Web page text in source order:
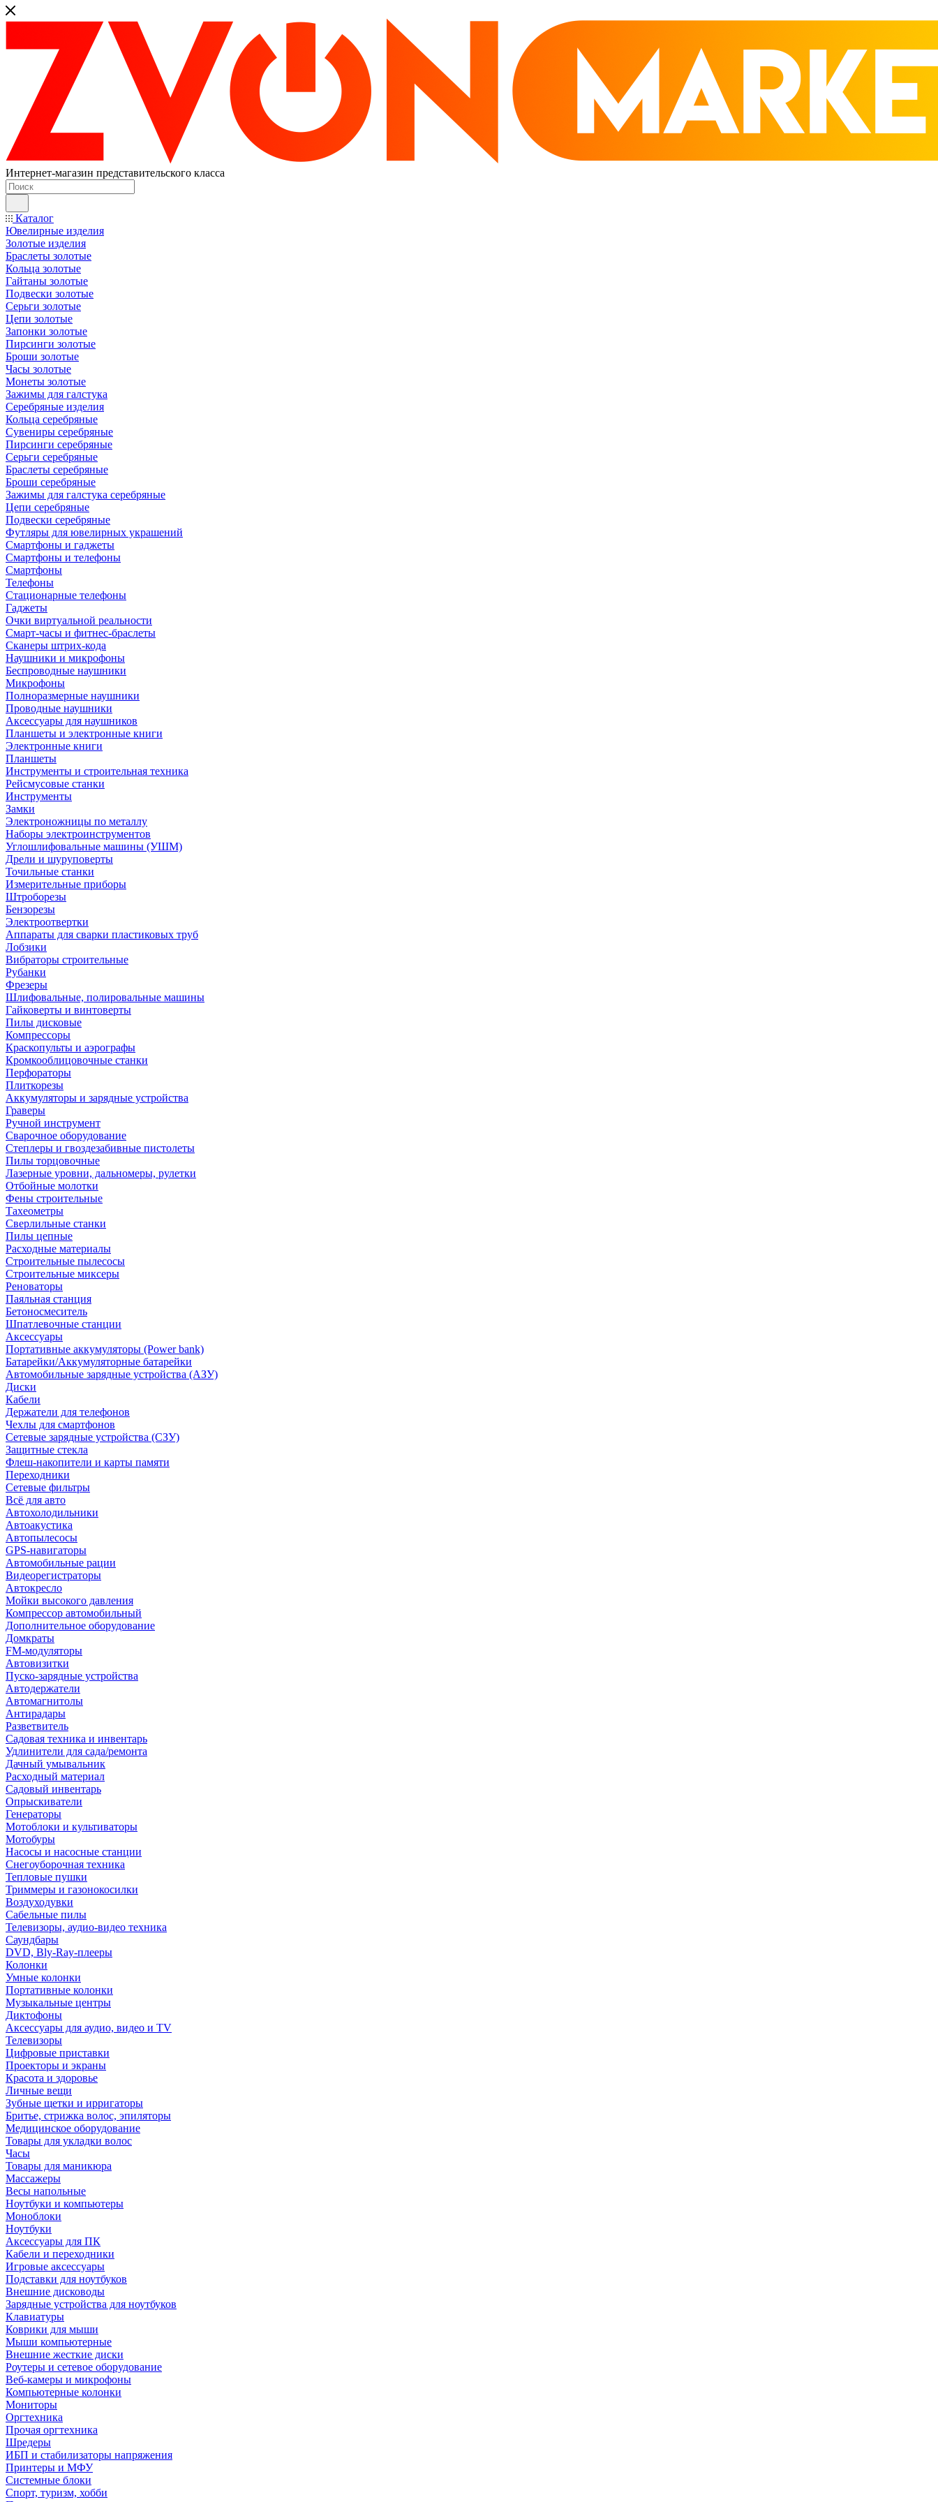
Интернет-магазин представительского класса
Каталог
Ювелирные изделия
Золотые изделия
Браслеты золотые
Кольца золотые
Гайтаны золотые
Подвески золотые
Серьги золотые
Цепи золотые
Запонки золотые
Пирсинги золотые
Броши золотые
Часы золотые
Монеты золотые
Зажимы для галстука
Серебряные изделия
Кольца серебряные
Сувениры серебряные
Пирсинги серебряные
Серьги серебряные
Браслеты серебряные
Броши серебряные
Зажимы для галстука серебряные
Цепи серебряные
Подвески серебряные
Футляры для ювелирных украшений
Смартфоны и гаджеты
Смартфоны и телефоны
Смартфоны
Телефоны
Стационарные телефоны
Гаджеты
Очки виртуальной реальности
Смарт-часы и фитнес-браслеты
Сканеры штрих-кода
Наушники и микрофоны
Беспроводные наушники
Микрофоны
Полноразмерные наушники
Проводные наушники
Аксессуары для наушников
Планшеты и электронные книги
Электронные книги
Планшеты
Инструменты и строительная техника
Рейсмусовые станки
Инструменты
Замки
Электроножницы по металлу
Наборы электроинструментов
Углошлифовальные машины (УШМ)
Дрели и шуруповерты
Точильные станки
Измерительные приборы
Штроборезы
Бензорезы
Электроотвертки
Аппараты для сварки пластиковых труб
Лобзики
Вибраторы строительные
Рубанки
Фрезеры
Шлифовальные, полировальные машины
Гайковерты и винтоверты
Пилы дисковые
Компрессоры
Краскопульты и аэрографы
Кромкооблицовочные станки
Перфораторы
Плиткорезы
Аккумуляторы и зарядные устройства
Граверы
Ручной инструмент
Сварочное оборудование
Степлеры и гвоздезабивные пистолеты
Пилы торцовочные
Лазерные уровни, дальномеры, рулетки
Отбойные молотки
Фены строительные
Тахеометры
Сверлильные станки
Пилы цепные
Расходные материалы
Строительные пылесосы
Строительные миксеры
Реноваторы
Паяльная станция
Бетоносмеситель
Шпатлевочные станции
Аксессуары
Портативные аккумуляторы (Power bank)
Батарейки/Аккумуляторные батарейки
Автомобильные зарядные устройства (АЗУ)
Диски
Кабели
Держатели для телефонов
Чехлы для смартфонов
Сетевые зарядные устройства (СЗУ)
Защитные стекла
Флеш-накопители и карты памяти
Переходники
Сетевые фильтры
Всё для авто
Автохолодильники
Автоакустика
Автопылесосы
GPS-навигаторы
Автомобильные рации
Видеорегистраторы
Автокресло
Мойки высокого давления
Компрессор автомобильный
Дополнительное оборудование
Домкраты
FM-модуляторы
Автовизитки
Пуско-зарядные устройства
Автодержатели
Автомагнитолы
Антирадары
Разветвитель
Садовая техника и инвентарь
Удлинители для сада/ремонта
Дачный умывальник
Расходный материал
Садовый инвентарь
Опрыскиватели
Генераторы
Мотоблоки и культиваторы
Мотобуры
Насосы и насосные станции
Снегоуборочная техника
Тепловые пушки
Триммеры и газонокосилки
Воздуходувки
Сабельные пилы
Телевизоры, аудио-видео техника
Саундбары
DVD, Bly-Ray-плееры
Колонки
Умные колонки
Портативные колонки
Музыкальные центры
Диктофоны
Аксессуары для аудио, видео и TV
Телевизоры
Цифровые приставки
Проекторы и экраны
Красота и здоровье
Личные вещи
Зубные щетки и ирригаторы
Бритье, стрижка волос, эпиляторы
Медицинское оборудование
Товары для укладки волос
Часы
Товары для маникюра
Массажеры
Весы напольные
Ноутбуки и компьютеры
Моноблоки
Ноутбуки
Аксессуары для ПК
Кабели и переходники
Игровые аксессуары
Подставки для ноутбуков
Внешние дисководы
Зарядные устройства для ноутбуков
Клавиатуры
Коврики для мыши
Мыши компьютерные
Внешние жесткие диски
Роутеры и сетевое оборудование
Веб-камеры и микрофоны
Компьютерные колонки
Мониторы
Оргтехника
Прочая оргтехника
Шредеры
ИБП и стабилизаторы напряжения
Принтеры и МФУ
Системные блоки
Спорт, туризм, хобби